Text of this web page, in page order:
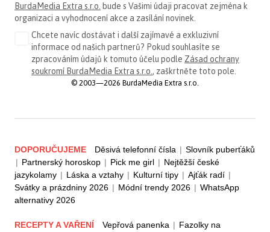
BurdaMedia Extra s.r.o. bude s Vašimi údaji pracovat zejména k
organizaci a vyhodnocení akce a zasílání novinek.
Chcete navíc dostávat i další zajímavé a exkluzivní
informace od našich partnerů? Pokud souhlasíte se
zpracováním údajů k tomuto účelu podle Zásad ochrany
soukromí BurdaMedia Extra s.r.o. , zaškrtněte toto pole.
© 2003—2026 BurdaMedia Extra s.r.o.
DOPORUČUJEME Děsivá telefonní čísla | Slovník puberťáků
| Partnerský horoskop | Pick me girl | Nejtěžší české
jazykolamy | Láska a vztahy | Kulturní tipy | Ajťák radí |
Svátky a prázdniny 2026 | Módní trendy 2026 | WhatsApp
alternativy 2026
RECEPTY A VAŘENÍ Vepřová panenka | Fazolky na